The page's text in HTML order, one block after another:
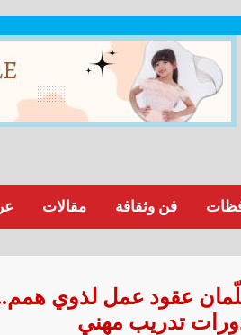
مقالات فن وثقافة
عقود عمل لذوي
تدريب مهني